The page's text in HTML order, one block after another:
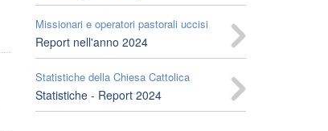
Missionari e operatori pastorali uccisi
Report nell'anno 2024
Statistiche della Chiesa Cattolica
Statistiche - Report 2024